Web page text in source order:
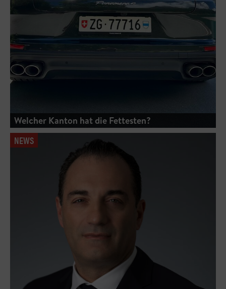
Welcher Kanton hat die Fettesten?
NEWS